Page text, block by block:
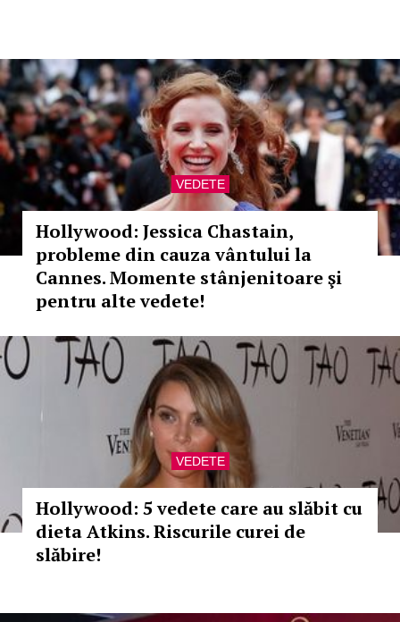
VEDETE
Hollywood: Jessica Chastain,
probleme din cauza vântului la
Cannes. Momente stânjenitoare şi
pentru alte vedete!
VEDETE
Hollywood: 5 vedete care au slăbit cu
dieta Atkins. Riscurile curei de
slăbire!